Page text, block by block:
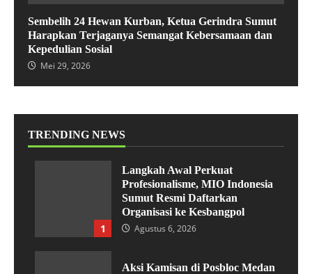
Sembelih 24 Hewan Kurban, Ketua Gerindra Sumut
Harapkan Terjaganya Semangat Kebersamaan dan
Kepedulian Sosial
Mei 29, 2026
TRENDING NEWS
1
Langkah Awal Perkuat
Profesionalisme, MIO Indonesia
Sumut Resmi Daftarkan
Organisasi ke Kesbangpol
Agustus 6, 2026
Aksi Kamisan di Posbloc Medan